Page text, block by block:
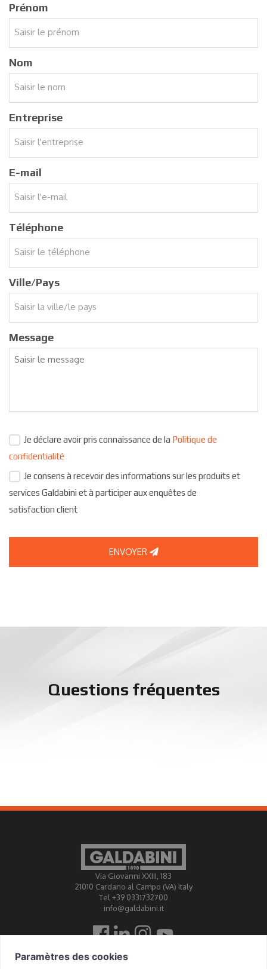
Prénom
Nom
Entreprise
E-mail
Téléphone
Ville/Pays
Message
Je déclare avoir pris connaissance de la Politique de
confidentialité
Je consens à recevoir des informations sur les produits et
services Galdabini et à participer aux enquêtes de
satisfaction client
ENVOYER
Questions fréquentes
Via Giovanni XXIII, 183
21010 Cardano al Campo (VA) Italy
Tel +39 0331732700
info@galdabini.it
Galdabini est accrédité Official Calibration Centre EA, IAF,